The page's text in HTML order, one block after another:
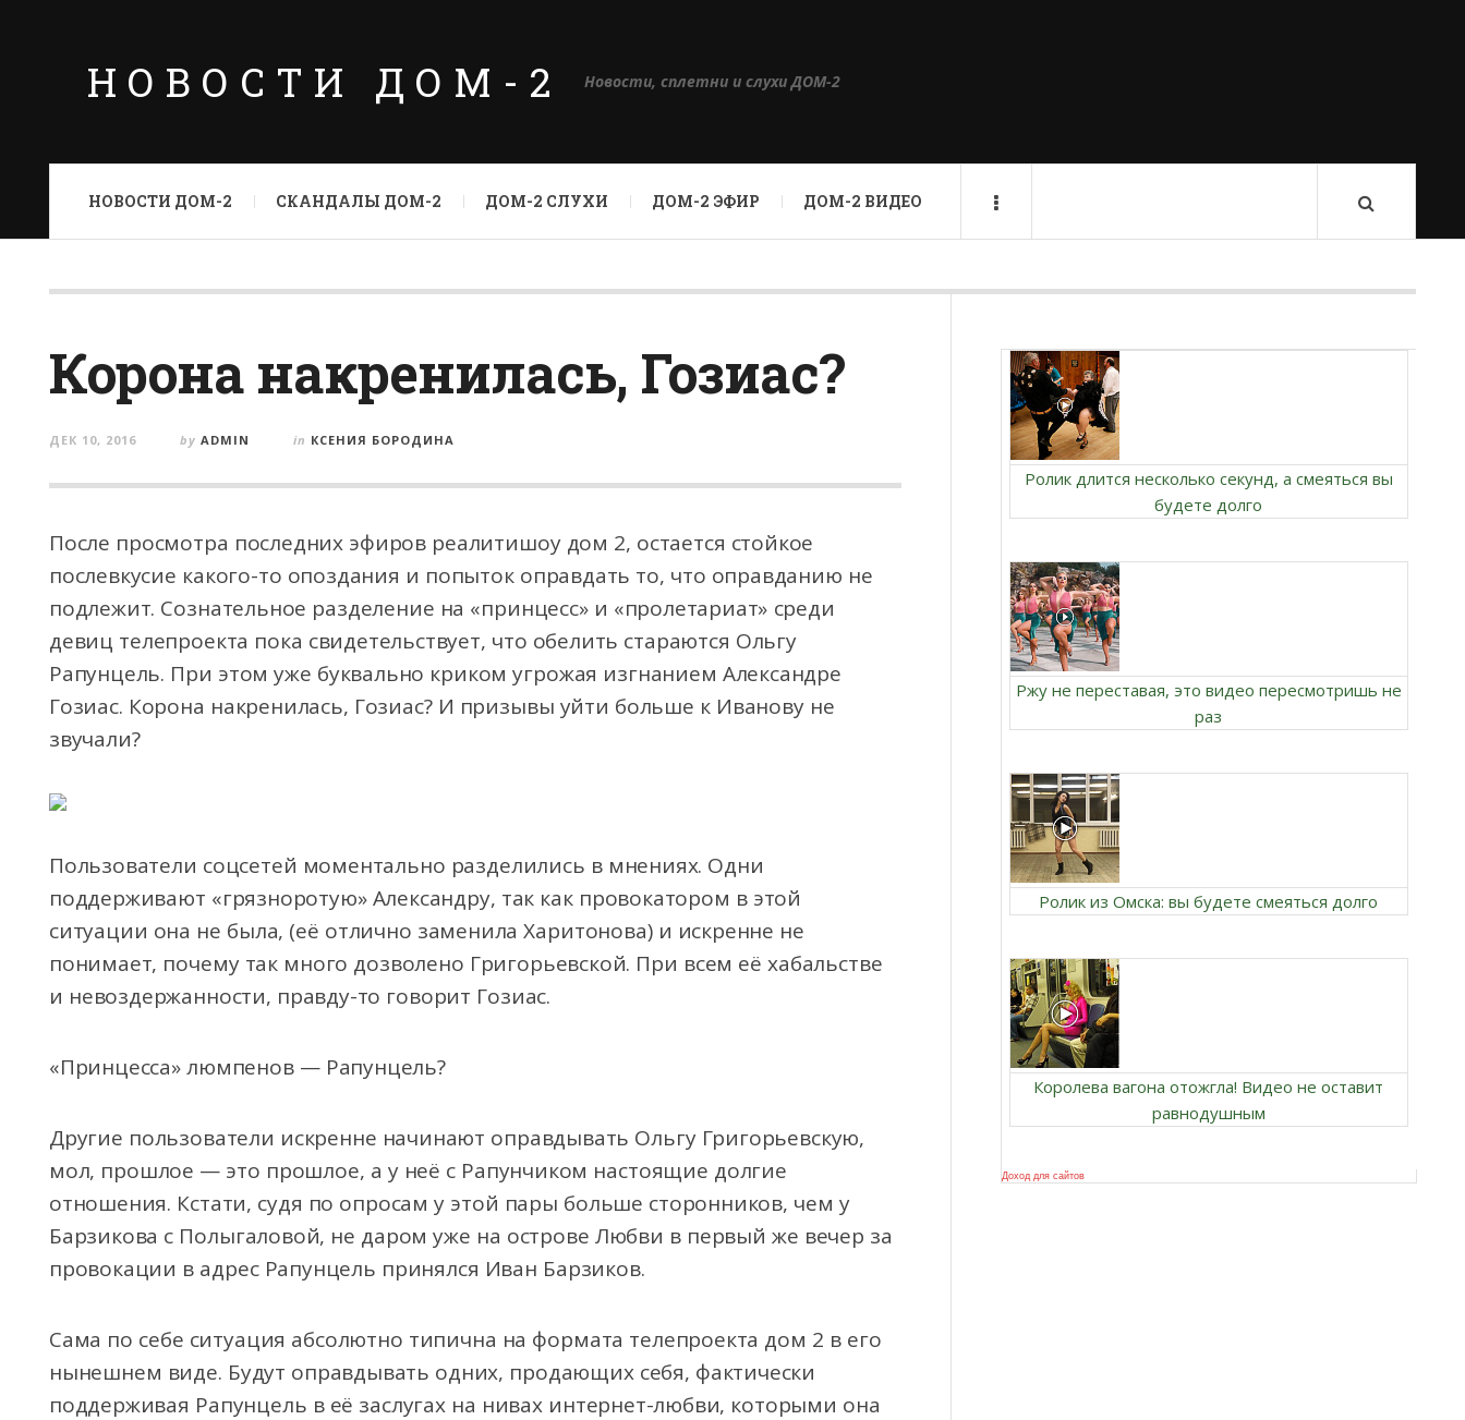
НОВОСТИ ДОМ-2 Новости, сплетни и слухи ДОМ-2
НОВОСТИ ДОМ-2 СКАНДАЛЫ ДОМ-2 ДОМ-2 СЛУХИ ДОМ-2 ЭФИР ДОМ-2 ВИДЕО
Корона накренилась, Гозиас?
ДЕК 10, 2016 by ADMIN in КСЕНИЯ БОРОДИНА
После просмотра последних эфиров реалитишоу дом 2, остается стойкое
послевкусие какого-то опоздания и попыток оправдать то, что оправданию не
подлежит. Сознательное разделение на «принцесс» и «пролетариат» среди
девиц телепроекта пока свидетельствует, что обелить стараются Ольгу
Рапунцель. При этом уже буквально криком угрожая изгнанием Александре
Гозиас. Корона накренилась, Гозиас? И призывы уйти больше к Иванову не
звучали?
Пользователи соцсетей моментально разделились в мнениях. Одни
поддерживают «грязноротую» Александру, так как провокатором в этой
ситуации она не была, (её отлично заменила Харитонова) и искренне не
понимает, почему так много дозволено Григорьевской. При всем её хабальстве
и невоздержанности, правду-то говорит Гозиас.
«Принцесса» люмпенов — Рапунцель?
Другие пользователи искренне начинают оправдывать Ольгу Григорьевскую,
мол, прошлое — это прошлое, а у неё с Рапунчиком настоящие долгие
отношения. Кстати, судя по опросам у этой пары больше сторонников, чем у
Барзикова с Полыгаловой, не даром уже на острове Любви в первый же вечер за
провокации в адрес Рапунцель принялся Иван Барзиков.
Сама по себе ситуация абсолютно типична на формата телепроекта дом 2 в его
нынешнем виде. Будут оправдывать одних, продающих себя, фактически
поддерживая Рапунцель в её заслугах на нивах интернет-любви, которыми она
Ролик длится несколько секунд, а смеяться вы
будете долго
Ржу не переставая, это видео пересмотришь не
раз
Ролик из Омска: вы будете смеяться долго
Королева вагона отожгла! Видео не оставит
равнодушным
Доход для сайтов